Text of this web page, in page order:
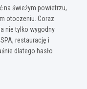
na świeżym powietrzu,
otoczeniu. Coraz
nie tylko wygodny
restaurację i
dlatego hasło